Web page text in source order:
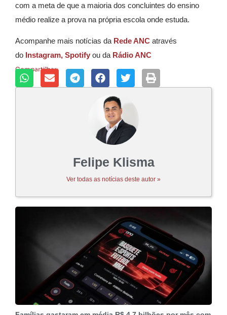
com a meta de que a maioria dos concluintes do ensino
médio realize a prova na própria escola onde estuda.
Acompanhe mais notícias da Rede ANC através
do Instagram, Spotify ou da Rádio ANC
Compartilhar:
Felipe Klisma
Ver todas as notícias deste autor »